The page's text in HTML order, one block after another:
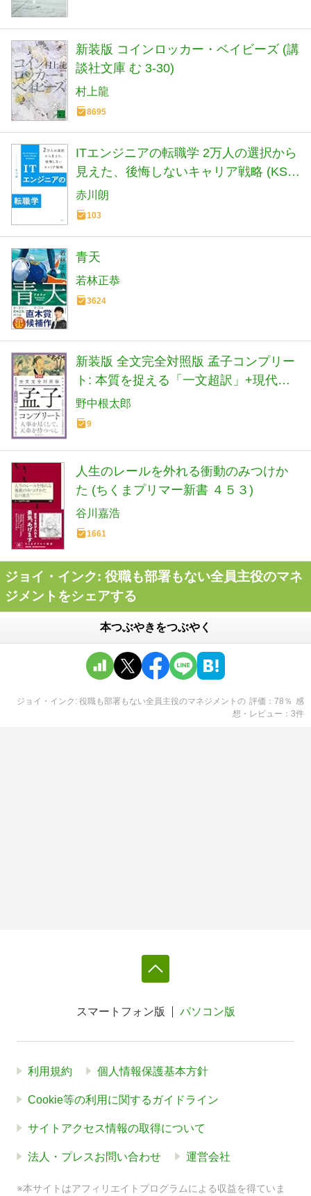
新装版 コインロッカー・ベイビーズ (講
談社文庫 む 3-30)
村上龍
8695
ITエンジニアの転職学 2万人の選択から
見えた、後悔しないキャリア戦略 (KS科
学一般書)
赤川朗
103
青天
若林正恭
3624
新装版 全文完全対照版 孟子コンプリー
ト: 本質を捉える「一文超訳」+現代語
訳・書き下し文・原文
野中根太郎
9
人生のレールを外れる衝動のみつけか
た (ちくまプリマー新書 ４５３)
谷川嘉浩
1661
ジョイ・インク: 役職も部署もない全員主役のマネ
ジメントをシェアする
本つぶやきをつぶやく
ジョイ・インク: 役職も部署もない全員主役のマネジメント の 評価 78 ％ 感
想・レビュー
3件
スマートフォン版 パソコン版
利用規約 個人情報保護基本方針
Cookie等の利用に関するガイドライン
サイトアクセス情報の取得について
法人・プレスお問い合わせ 運営会社
※本サイトはアフィリエイトプログラムによる収益を得ていま